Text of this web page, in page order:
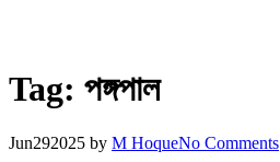
Tag: পঙ্গপাল
Jun292025 by M HoqueNo Comments